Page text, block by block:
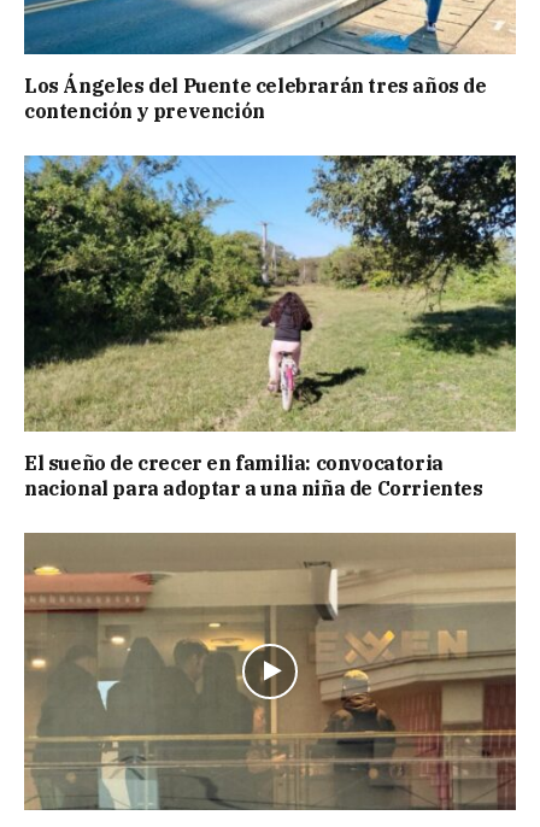
Los Ángeles del Puente celebrarán tres años de
contención y prevención
El sueño de crecer en familia: convocatoria
nacional para adoptar a una niña de Corrientes